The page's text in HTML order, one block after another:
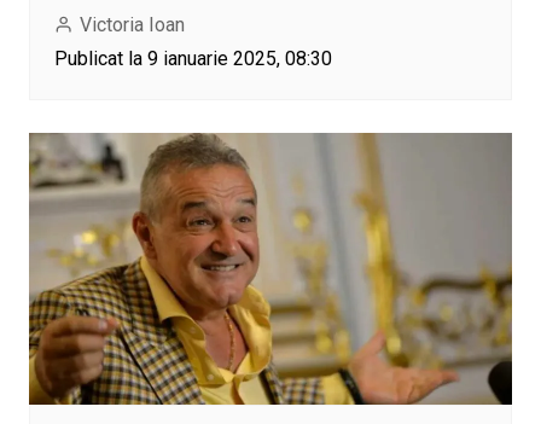
Victoria Ioan
Publicat la 9 ianuarie 2025, 08:30